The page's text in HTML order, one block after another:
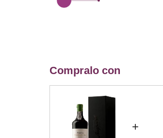
Compralo con
+